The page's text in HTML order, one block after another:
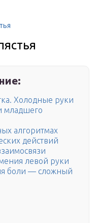
Холодные руки
младшего
алгоритмах
действий
левой руки
боли — сложный